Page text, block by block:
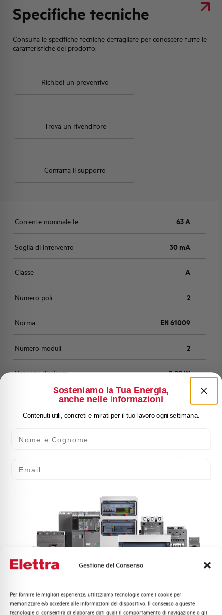
Gestione del Consenso
Per fornire le migliori esperienze, utilizziamo tecnologie come i cookie per
memorizzare e/o accedere alle informazioni del dispositivo. Il consenso a queste
tecnologie ci consentirà di elaborare dati quali il comportamento di navigazione o gli
Specifiche tecniche
Consulta le specifiche tecniche dettagliate per conoscere tutte le
caratteristiche del prodotto.
Richiedi un preventivo
Trova un rivenditore
Contatta il supporto
Corrente nominale Ie 63 A
Soglia di intervento 30 mA
Classe A
Numero poli 2
Norma EN 61009
Numero moduli 2
Potenza dissipata 8,88 W
Tensione nominale Ue AC 240/415 V
intempestivi
Temperatura di impiego -25/+60 °C
Temperatura di stoccaggio -25/+70 °C
Omologazioni
Marca AEG
Sosteniamo la Tua Energia,
anche nelle informazioni
Contenuti utili, concreti e mirati per il tuo lavoro ogni settimana.
Quali argomenti ti interessano di più?
Distribuzione di Energia